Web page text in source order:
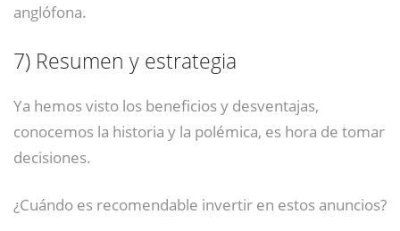
anglófona.
7) Resumen y estrategia
Ya hemos visto los beneficios y desventajas,
conocemos la historia y la polémica, es hora de tomar
decisiones.
¿Cuándo es recomendable invertir en estos anuncios?